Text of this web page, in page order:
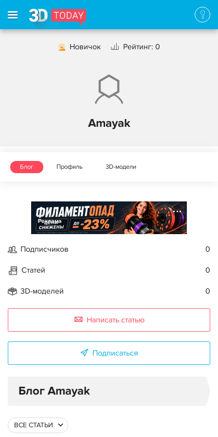
Новичок Рейтинг: 0
Amayak
Блог Профиль 3D-модели
Реклама
Подписчиков 0
Статей 0
3D-моделей 0
Написать статью
Подписаться
Блог Amayak
ВСЕ СТАТЬИ